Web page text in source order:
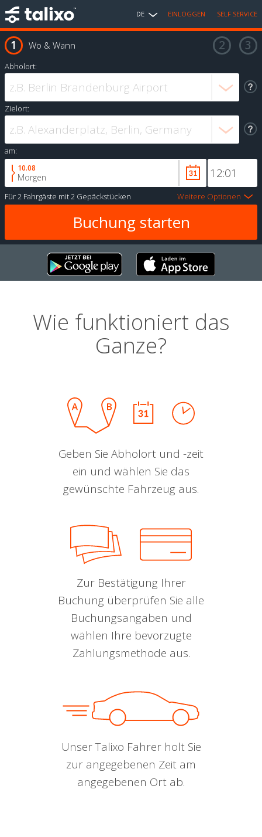
DE EINLOGGEN SELF SERVICE
Wo & Wann
Abholort:
Zielort:
am:
10.08
Morgen
Für2 Fahrgäste mit2 Gepäckstücken Weitere Optionen
Wie funktioniert das
Ganze?
Geben Sie Abholort und -zeit
ein und wählen Sie das
gewünschte Fahrzeug aus.
Zur Bestätigung Ihrer
Buchung überprüfen Sie alle
Buchungsangaben und
wählen Ihre bevorzugte
Zahlungsmethode aus.
Unser Talixo Fahrer holt Sie
zur angegebenen Zeit am
angegebenen Ort ab.